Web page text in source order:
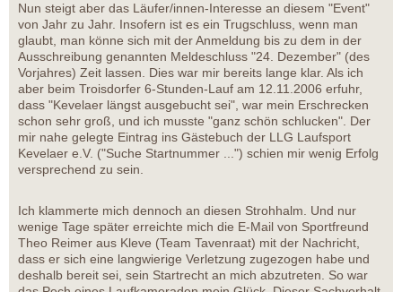
Nun steigt aber das Läufer/innen-Interesse an diesem "Event"
von Jahr zu Jahr. Insofern ist es ein Trugschluss, wenn man
glaubt, man könne sich mit der Anmeldung bis zu dem in der
Ausschreibung genannten Meldeschluss "24. Dezember" (des
Vorjahres) Zeit lassen. Dies war mir bereits lange klar. Als ich
aber beim Troisdorfer 6-Stunden-Lauf am 12.11.2006 erfuhr,
dass "Kevelaer längst ausgebucht sei", war mein Erschrecken
schon sehr groß, und ich musste "ganz schön schlucken". Der
mir nahe gelegte Eintrag ins Gästebuch der LLG Laufsport
Kevelaer e.V. ("Suche Startnummer ...") schien mir wenig Erfolg
versprechend zu sein.
Ich klammerte mich dennoch an diesen Strohhalm. Und nur
wenige Tage später erreichte mich die E-Mail von Sportfreund
Theo Reimer aus Kleve (Team Tavenraat) mit der Nachricht,
dass er sich eine langwierige Verletzung zugezogen habe und
deshalb bereit sei, sein Startrecht an mich abzutreten. So war